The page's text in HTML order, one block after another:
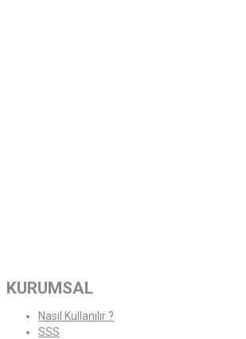
KURUMSAL
Nasıl Kullanılır ?
SSS